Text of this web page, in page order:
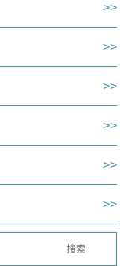
>>
>>
>>
>>
>>
>>